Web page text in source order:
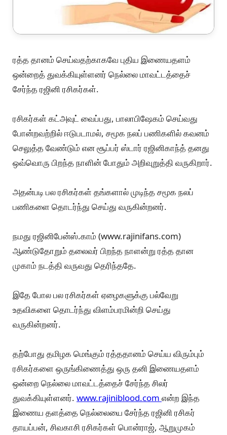
ரத்த தானம் செய்வதற்காகவே புதிய இணையதளம்
ஒன்றைத் துவக்கியுள்ளனர் நெல்லை மாவட்டத்தைச்
சேர்ந்த ரஜினி ரசிகர்கள்.
ரசிகர்கள் கட்அவுட் வைப்பது, பாலாபிஷேகம் செய்வது
போன்றவற்றில் ஈடுபடாமல், சமூக நலப் பணிகளில் கவனம்
செலுத்த வேண்டும் என சூப்பர் ஸ்டார் ரஜினிகாந்த் தனது
ஒவ்வொரு பிறந்த நாளின் போதும் அறிவுறுத்தி வருகிறார்.
அதன்படி பல ரசிகர்கள் தங்களால் முடிந்த சமூக நலப்
பணிகளை தொடர்ந்து செய்து வருகின்றனர்.
நமது ரஜினிபேன்ஸ்.காம் (www.rajinifans.com)
ஆண்டுதோறும் தலைவர் பிறந்த நாளன்று ரத்த தான
முகாம் நடத்தி வருவது தெரிந்ததே.
இதே போல பல ரசிகர்கள் ஏழைகளுக்கு பல்வேறு
உதவிகளை தொடர்ந்து விளம்பரமின்றி செய்து
வருகின்றனர்.
தற்போது தமிழக மெங்கும் ரத்ததானம் செய்ய விரும்பும்
ரசிகர்களை ஒருங்கிணைத்து ஒரு தனி இணையதளம்
ஒன்றை நெல்லை மாவட்டத்தைச் சேர்ந்த சிலர்
துவக்கியுள்ளனர். www.rajiniblood.com என்ற இந்த
இணைய தளத்தை நெல்லையை சேர்ந்த ரஜினி ரசிகர்
தாயப்பன், சிவகாசி ரசிகர்கள் பொன்ராஜ், ஆறுமுகம்